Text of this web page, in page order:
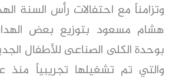
وتزامناً مع احتفالات رأس السنة
هشام مسعود بتوزيع بعض
بوحدة الكلى الصناعى للأطفال
والتي تم تشغيلها تجريبياً منذ